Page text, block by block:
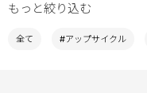
もっと絞り込む
全て #アップサイクル